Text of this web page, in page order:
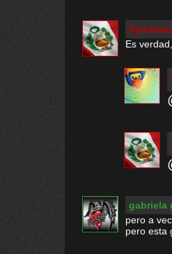
Es
gabriela
pero a
pero esta